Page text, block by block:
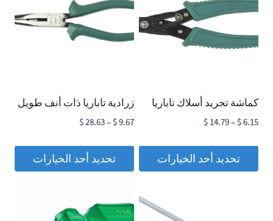
كماشة تجريد أسلاك تاباريا
$6.15
–
$ 14.79
من
تحديد أحد الخيارات
زرادية تاباريا ذات أنف طويل
$9.67
–
$28.63
من
تحديد أحد الخيارات
من